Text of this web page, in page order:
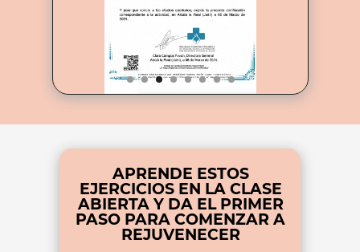
APRENDE ESTOS
EJERCICIOS EN LA CLASE
ABIERTA Y DA EL PRIMER
PASO PARA COMENZAR A
REJUVENECER